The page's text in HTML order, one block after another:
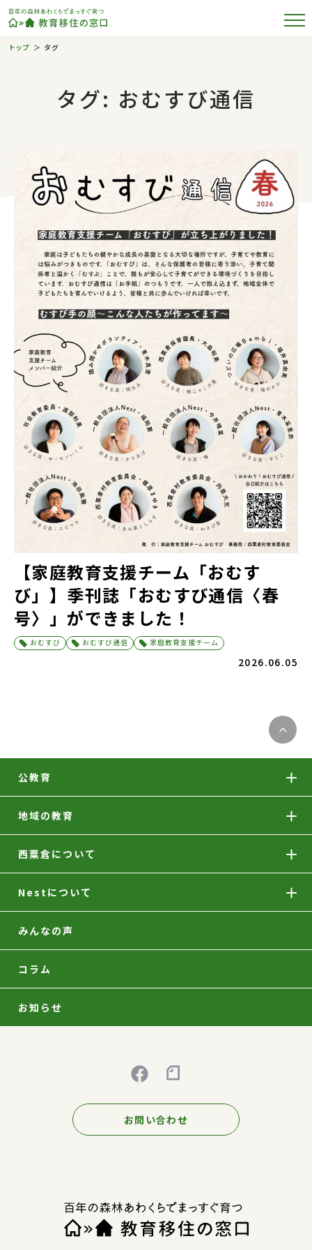
トップ タグ
タグ: おむすび通信
【家庭教育支援チーム「おむす
び」】季刊誌「おむすび通信〈春
号〉」ができました！
おむすび おむすび通信 家庭教育支援チーム
2026.06.05
公教育
地域の教育
西粟倉について
Nestについて
みんなの声
コラム
お知らせ
お問い合わせ